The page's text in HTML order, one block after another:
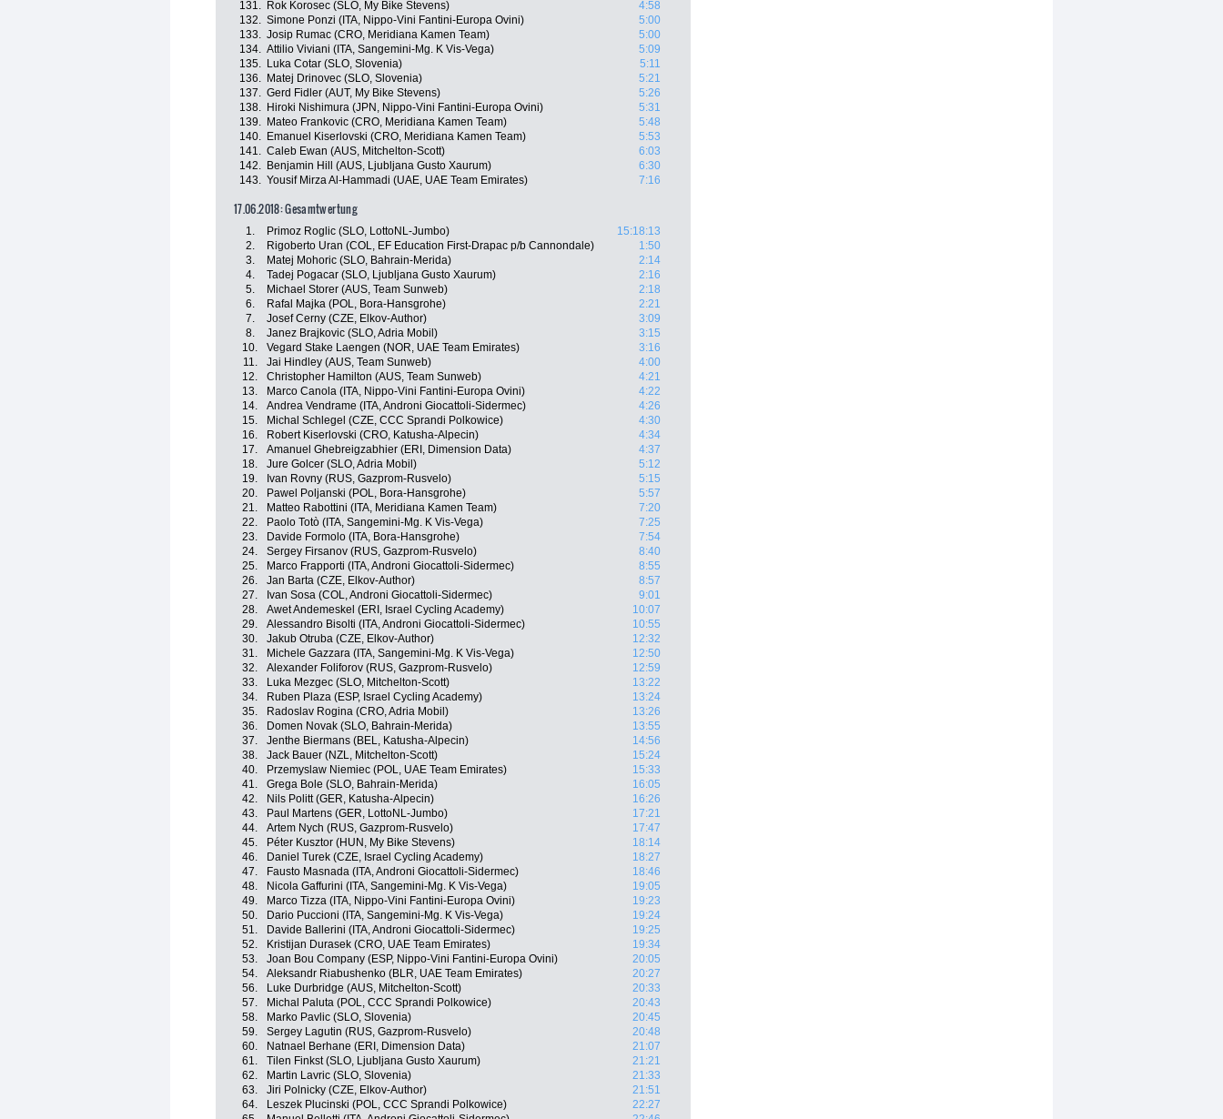
131.
Rok Korosec (SLO, My Bike Stevens)
4:58
132. Simone Ponzi (ITA, Nippo-Vini Fantini-Europa Ovini)
5:00
133. Josip Rumac (CRO, Meridiana Kamen Team)
5:00
134. Attilio Viviani (ITA, Sangemini-Mg. K Vis-Vega)
5:09
135.
Luka Cotar (SLO, Slovenia)
5:11
136.
Matej Drinovec (SLO, Slovenia)
5:21
137. Gerd Fidler (AUT, My Bike Stevens)
5:26
138.
Hiroki Nishimura (JPN, Nippo-Vini Fantini-Europa Ovini)
5:31
139.
Mateo Frankovic (CRO, Meridiana Kamen Team)
5:48
140.
Emanuel Kiserlovski (CRO, Meridiana Kamen Team)
5:53
141. Caleb Ewan (AUS, Mitchelton-Scott)
6:03
142.
Benjamin Hill (AUS, Ljubljana Gusto Xaurum)
6:30
143. Yousif Mirza Al-Hammadi (UAE, UAE Team Emirates) 7:16
17.06.2018: Gesamtwertung
1. Primoz Roglic (SLO, LottoNL-Jumbo)
15:18:13
2.
Rigoberto Uran (COL, EF Education First-Drapac p/b Cannondale)
1:50
3.
Matej Mohoric (SLO, Bahrain-Merida)
2:14
4.
Tadej Pogacar (SLO, Ljubljana Gusto Xaurum)
2:16
5.
Michael Storer (AUS, Team Sunweb)
2:18
6.
Rafal Majka (POL, Bora-Hansgrohe)
2:21
7.
Josef Cerny (CZE, Elkov-Author)
3:09
8.
Janez Brajkovic (SLO, Adria Mobil)
3:15
10.
Vegard Stake Laengen (NOR, UAE Team Emirates)
3:16
11.
Jai Hindley (AUS, Team Sunweb)
4:00
12.
Christopher Hamilton (AUS, Team Sunweb)
4:21
13.
Marco Canola (ITA, Nippo-Vini Fantini-Europa Ovini)
4:22
14.
Andrea Vendrame (ITA, Androni Giocattoli-Sidermec)
4:26
15.
Michal Schlegel (CZE, CCC Sprandi Polkowice)
4:30
16.
Robert Kiserlovski (CRO, Katusha-Alpecin)
4:34
17.
Amanuel Ghebreigzabhier (ERI, Dimension Data)
4:37
18.
Jure Golcer (SLO, Adria Mobil)
5:12
19.
Ivan Rovny (RUS, Gazprom-Rusvelo)
5:15
20.
Pawel Poljanski (POL, Bora-Hansgrohe)
5:57
21.
Matteo Rabottini (ITA, Meridiana Kamen Team)
7:20
22.
Paolo Totò (ITA, Sangemini-Mg. K Vis-Vega)
7:25
23.
Davide Formolo (ITA, Bora-Hansgrohe)
7:54
24.
Sergey Firsanov (RUS, Gazprom-Rusvelo)
8:40
25.
Marco Frapporti (ITA, Androni Giocattoli-Sidermec)
8:55
26.
Jan Barta (CZE, Elkov-Author)
8:57
27.
Ivan Sosa (COL, Androni Giocattoli-Sidermec)
9:01
28.
Awet Andemeskel (ERI, Israel Cycling Academy)
10:07
29.
Alessandro Bisolti (ITA, Androni Giocattoli-Sidermec)
10:55
30.
Jakub Otruba (CZE, Elkov-Author)
12:32
31.
Michele Gazzara (ITA, Sangemini-Mg. K Vis-Vega)
12:50
32.
Alexander Foliforov (RUS, Gazprom-Rusvelo)
12:59
33.
Luka Mezgec (SLO, Mitchelton-Scott)
13:22
34.
Ruben Plaza (ESP, Israel Cycling Academy)
13:24
35.
Radoslav Rogina (CRO, Adria Mobil)
13:26
36.
Domen Novak (SLO, Bahrain-Merida)
13:55
37.
Jenthe Biermans (BEL, Katusha-Alpecin)
14:56
38.
Jack Bauer (NZL, Mitchelton-Scott)
15:24
40.
Przemyslaw Niemiec (POL, UAE Team Emirates)
15:33
41.
Grega Bole (SLO, Bahrain-Merida)
16:05
42.
Nils Politt (GER, Katusha-Alpecin)
16:26
43.
Paul Martens (GER, LottoNL-Jumbo)
17:21
44.
Artem Nych (RUS, Gazprom-Rusvelo)
17:47
45.
Péter Kusztor (HUN, My Bike Stevens)
18:14
46.
Daniel Turek (CZE, Israel Cycling Academy)
18:27
47.
Fausto Masnada (ITA, Androni Giocattoli-Sidermec)
18:46
48.
Nicola Gaffurini (ITA, Sangemini-Mg. K Vis-Vega)
19:05
49.
Marco Tizza (ITA, Nippo-Vini Fantini-Europa Ovini)
19:23
50.
Dario Puccioni (ITA, Sangemini-Mg. K Vis-Vega)
19:24
51.
Davide Ballerini (ITA, Androni Giocattoli-Sidermec)
19:25
52.
Kristijan Durasek (CRO, UAE Team Emirates)
19:34
53.
Joan Bou Company (ESP, Nippo-Vini Fantini-Europa Ovini)
20:05
54.
Aleksandr Riabushenko (BLR, UAE Team Emirates)
20:27
56.
Luke Durbridge (AUS, Mitchelton-Scott)
20:33
57.
Michal Paluta (POL, CCC Sprandi Polkowice)
20:43
58.
Marko Pavlic (SLO, Slovenia)
20:45
59.
Sergey Lagutin (RUS, Gazprom-Rusvelo)
20:48
60.
Natnael Berhane (ERI, Dimension Data)
21:07
61.
Tilen Finkst (SLO, Ljubljana Gusto Xaurum)
21:21
62.
Martin Lavric (SLO, Slovenia)
21:33
63.
Jiri Polnicky (CZE, Elkov-Author)
21:51
64.
Leszek Plucinski (POL, CCC Sprandi Polkowice)
22:27